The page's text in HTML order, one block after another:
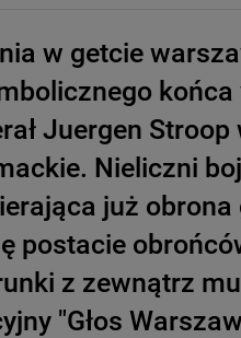
w getcie
końca
Juergen
Nieliczni
już obrona
postacie
z zewnątrz
"Głos